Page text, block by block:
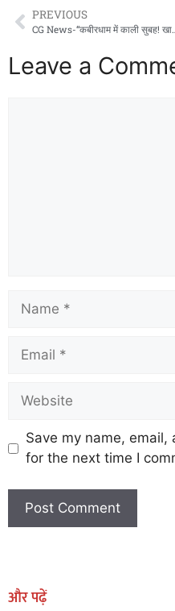
PREVIOUS
CG News-“कबीरधाम में काली सुबह!
Leave a
Save my name,
for the next time I
और पढ़ें